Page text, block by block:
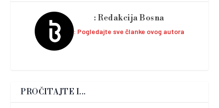
Redakcija Bosna
Pogledajte sve članke ovog autora
PROČITAJTE I...